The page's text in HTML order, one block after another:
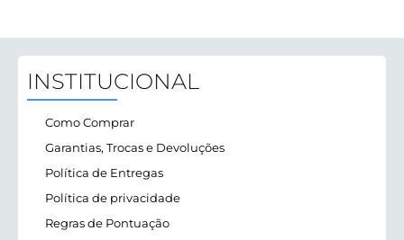
INSTITUCIONAL
Como Comprar
Garantias, Trocas e Devoluções
Política de Entregas
Política de privacidade
Regras de Pontuação